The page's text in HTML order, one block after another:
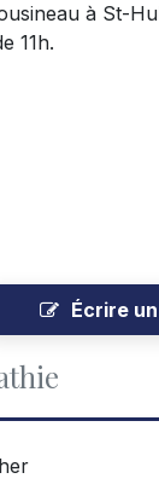
à St-
11h.
Écrire